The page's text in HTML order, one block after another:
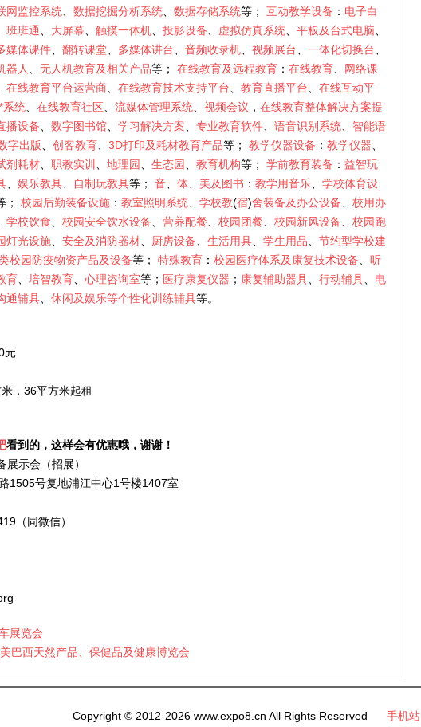
网监控系统 数据挖掘分析系统 数据存储系统等； 互动教学设备 ： 电子白
班班通 大屏幕 触摸一体机 投影设备 虚拟仿真系统 平板及台式电脑
媒体课件 翻转课堂 多媒体讲台 音频收录机 视频展台 一体化切换台
器人 无人机教育及相关产品等； 在线教育及远程教育 ： 在线教育
网络课
在线教育平台运营商 在线教育技术支持平台 教育直播平台
在线互动平
系统 在线教育社区 流媒体管理系统 视频会议 ， 在线教育整体解决方案提
播设备 数字图书馆 学习解决方案 专业教育软件 语音识别系统
智能语
字出版 创客教育 3D打印及耗材教育产品等； 教学仪器设备 ： 教学仪器
剂耗材 职教实训 地理园 生态园 教育机构等； 学前教育装备 ： 益智玩
娱乐教具 自制玩教具等； 音 体 美及图书 ： 教学用音乐
学校体育设
； 校园后勤装备设施 ： 教室照明系统 学校教(宿)舍装备及办公设备
校用办
学校饮食 校园安全饮水设备 营养配餐 校园团餐 校园新风设备
校园跑
灯光设施 安全及消防器材 厨房设备 生活用具 学生用品
节约型学校建
校园防疫物资产品及设备等； 特殊教育 ： 校园医疗体系及康复技术设备
听
育 培智教育 心理咨询室等； 医疗康复仪器 ； 康复辅助器具 行动辅具
电
通辅具 休闲及娱乐等个性化训练辅具等。
元
，36平方米起租
看到的，这样会有优惠哦，谢谢！
示会（招展）
1505号复地浦江中心1号楼1407室
（同微信）
展览会
巴西天然产品、保健品及健康博览会
Copyright © 2012-2026 www.expo8.cn All Rights Reserved 手机站